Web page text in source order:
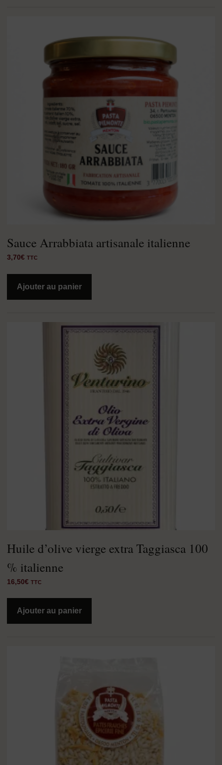
Sauce Arrabbiata artisanale italienne
3,70€ TTC
Ajouter au panier
Huile d’olive vierge extra Taggiasca 100
% italienne
16,50€ TTC
Ajouter au panier